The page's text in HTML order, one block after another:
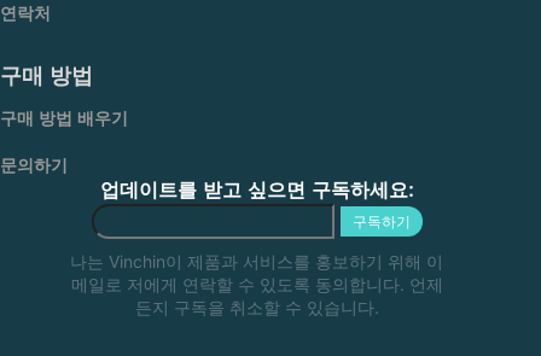
연락처
구매 방법
구매 방법 배우기
문의하기
업데이트를 받고 싶으면 구독하세요:
구독하기
나는 Vinchin이 제품과 서비스를 홍보하기 위해 이
메일로 저에게 연락할 수 있도록 동의합니다. 언제
든지 구독을 취소할 수 있습니다.